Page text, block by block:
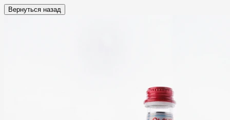
Вернуться назад